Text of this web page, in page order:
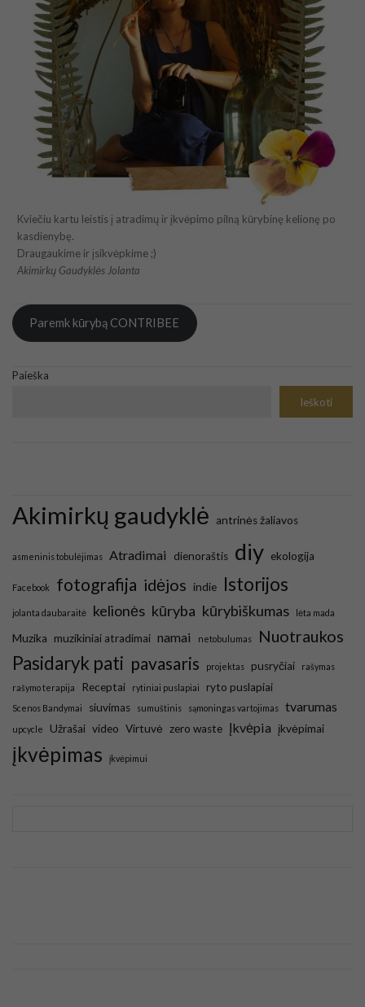
Kviečiu kartu leistis į atradimų ir įkvėpimo pilną kūrybinę kelionę po
kasdienybę.
Draugaukime ir įsikvėpkime ;)
Akimirkų Gaudyklės Jolanta
Paremk kūrybą CONTRIBEE
Paieška
Ieškoti
Akimirkų gaudyklė antrinės žaliavos
asmeninis tobulėjimas Atradimai dienoraštis diy ekologija
Facebook fotografija idėjos indie Istorijos
jolanta daubaraitė kelionės kūryba kūrybiškumas lėta mada
Muzika muzikiniai atradimai namai netobulumas Nuotraukos
Pasidaryk pati pavasaris projektas pusryčiai
rašymas
rašymo terapija
Receptai rytiniai puslapiai ryto puslapiai
Scenos Bandymai siuvimas sumuštinis sąmoningas vartojimas tvarumas
upcycle Užrašai video Virtuvė zero waste Įkvėpia įkvėpimai
įkvėpimas įkvėpimui